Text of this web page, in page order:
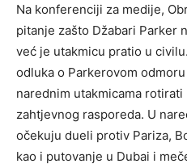
Na konferenciji za medije,
pitanje zašto Džabari Parker
već je utakmicu pratio u
odluka o Parkerovom
narednim utakmicama
zahtjevnog rasporeda. U
očekuju dueli protiv Pariza,
kao i putovanje u Dubai i